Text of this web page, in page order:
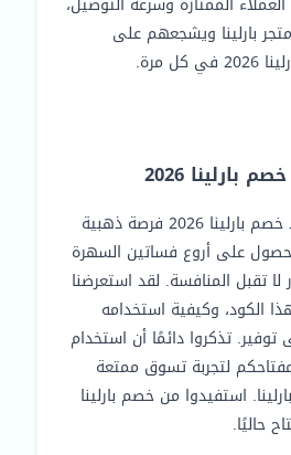
بارلينا ويشجعهم على
مرة.
2026
في الختام، يمثل كود خصم بارلينا 2026 فرصة ذهبية
على أروع فساتين السهرة
لا تقبل المنافسة. لقد استعرضنا
الكود، وكيفية استخدامه
تذكروا دائمًا أن استخدام
لتجربة تسوق ممتعة
استفيدوا من خصم بارلينا